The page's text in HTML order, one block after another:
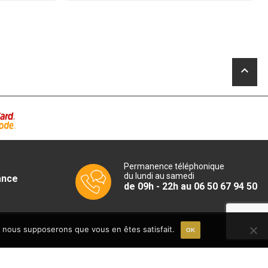
initial
prix
keyboard_arrow_up
Permanence téléphonique
du lundi au samedi
de 09h - 22h au 06 50 67 94 50
supposerons que vous en êtes satisfait. OK